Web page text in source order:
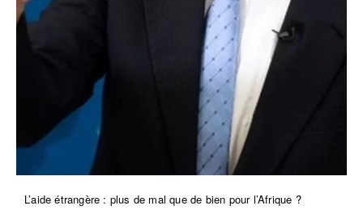
L’aide étrangère : plus de mal que de bien pour l’Afrique ?